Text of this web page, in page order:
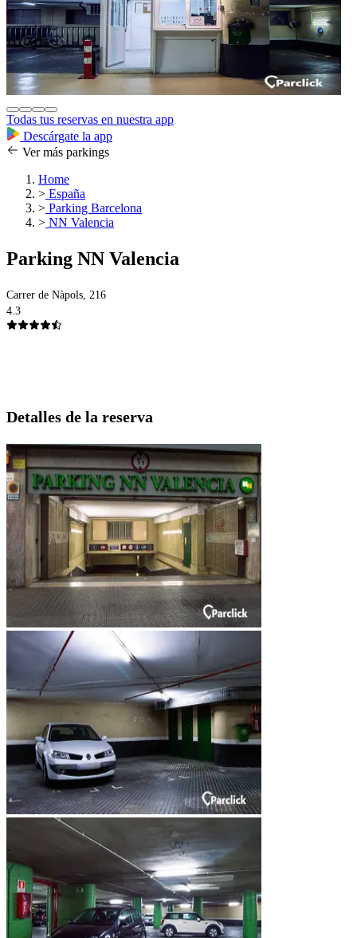
Todas tus reservas en nuestra app
Descárgate la app
Ver más parkings
Home
> España
> Parking Barcelona
> NN Valencia
Parking NN Valencia
Carrer de Nàpols, 216
4.3
Detalles de la reserva